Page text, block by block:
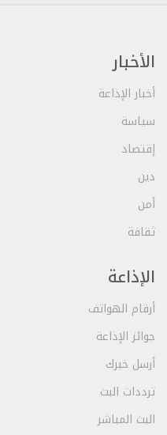
الأخبار
أخبار الإذاعة
سياسة
إقتصاد
دين
أمن
ثقافة
الإذاعة
أرقام الهواتف
جوائز الإذاعة
أرسل خبرك
ترددات البث
البث المباشر